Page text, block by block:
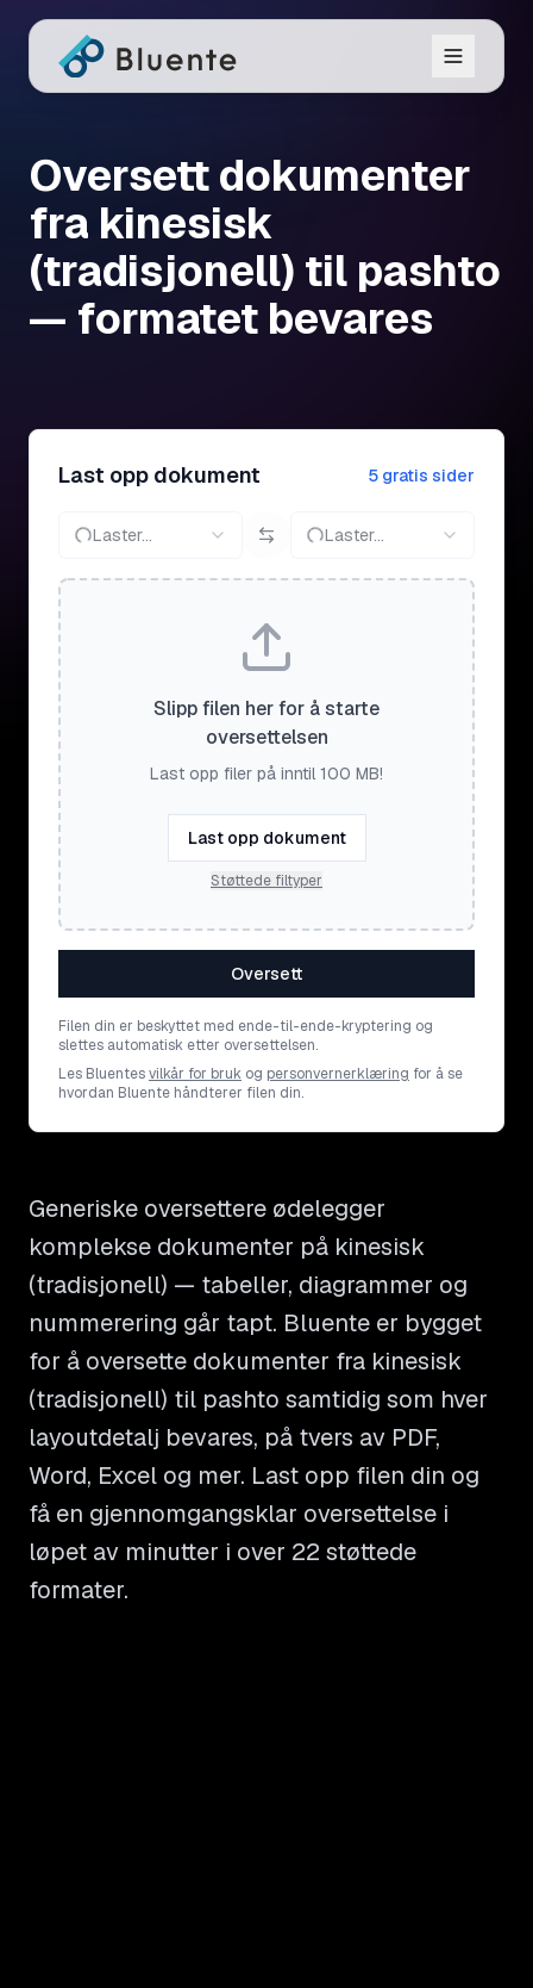
Oversett dokumenter
fra kinesisk
(tradisjonell) til pashto
— formatet bevares
Last opp dokument 5 gratis sider
Laster... Laster...
Slipp filen her for å starte
oversettelsen
Last opp filer på inntil 100 MB!
Last opp dokument
Støttede filtyper
Oversett
Filen din er beskyttet med ende-til-ende-kryptering og
slettes automatisk etter oversettelsen.
Les Bluentesvilkår for bruk og personvernerklæring for å se
hvordan Bluente håndterer filen din.
Generiske oversettere ødelegger
komplekse dokumenter på kinesisk
(tradisjonell) — tabeller, diagrammer og
nummerering går tapt. Bluente er bygget
for å oversette dokumenter fra kinesisk
(tradisjonell) til pashto samtidig som hver
layoutdetalj bevares, på tvers av PDF,
Word, Excel og mer. Last opp filen din og
få en gjennomgangsklar oversettelse i
løpet av minutter i over 22 støttede
formater.